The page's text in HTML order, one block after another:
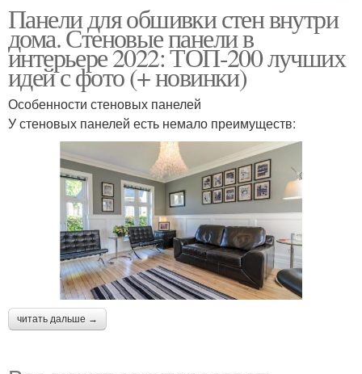
Панели для стен Панели для отделки
Панели для обшивки стен внутри
дома. Стеновые панели в
интерьере 2022: ТОП-200 лучших
идей с фото (+ новинки)
Особенности стеновых панелей
У стеновых панелей есть немало преимуществ:
читать дальше →